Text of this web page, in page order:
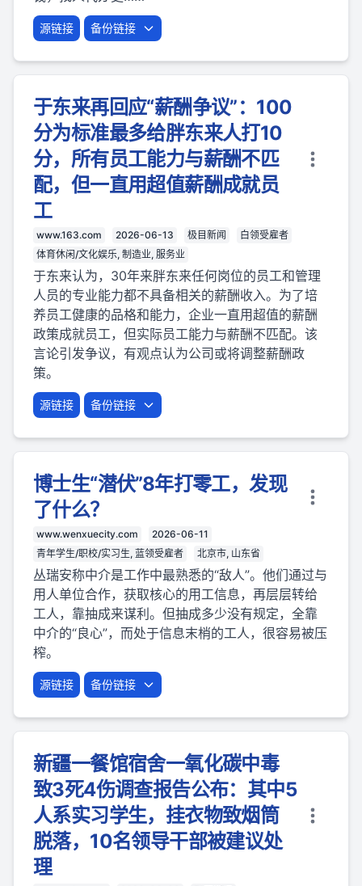
源链接 备份链接
于东来再回应“薪酬争议”：100
分为标准最多给胖东来人打10
分，所有员工能力与薪酬不匹
配，但一直用超值薪酬成就员
工
www.163.com 2026-06-13 极目新闻
白领受雇者
体育休闲/文化娱乐, 制造业, 服务业
于东来认为，30年来胖东来任何岗位的员工和管理
人员的专业能力都不具备相关的薪酬收入。为了培
养员工健康的品格和能力，企业一直用超值的薪酬
政策成就员工，但实际员工能力与薪酬不匹配。该
言论引发争议，有观点认为公司或将调整薪酬政
策。
源链接 备份链接
博士生“潜伏”8年打零工，发现
了什么？
www.wenxuecity.com
2026-06-11
青年学生/职校/实习生, 蓝领受雇者
北京市, 山东省
丛瑞安称中介是工作中最熟悉的“敌人”。他们通过与
用人单位合作，获取核心的用工信息，再层层转给
工人，靠抽成来谋利。但抽成多少没有规定，全靠
中介的“良心”，而处于信息末梢的工人，很容易被压
榨。
源链接 备份链接
新疆一餐馆宿舍一氧化碳中毒
致3死4伤调查报告公布：其中5
人系实习学生，挂衣物致烟筒
脱落，10名领导干部被建议处
理